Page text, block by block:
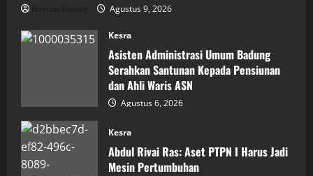
Agustus 9, 2026
Kesra
Asisten Administrasi Umum Badung
Serahkan Santunan Kepada Pensiunan
dan Ahli Waris ASN
Agustus 6, 2026
Kesra
Abdul Rivai Ras: Aset PTPN I Harus Jadi
Mesin Pertumbuhan